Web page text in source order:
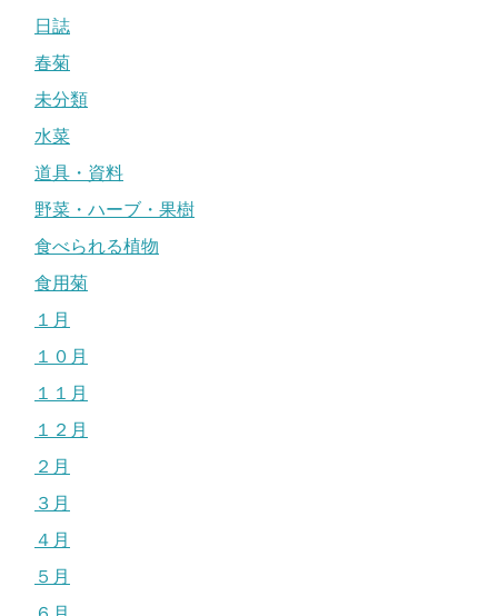
日誌
春菊
未分類
水菜
道具・資料
野菜・ハーブ・果樹
食べられる植物
食用菊
１月
１０月
１１月
１２月
２月
３月
４月
５月